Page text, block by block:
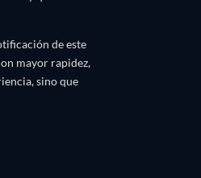
de este
mayor rapidez,
sino que